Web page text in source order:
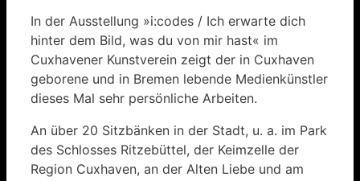
In der Ausstellung »i:codes / Ich erwarte dich
hinter dem Bild, was du von mir hast« im
Cuxhavener Kunstverein zeigt der in Cuxhaven
geborene und in Bremen lebende Medienkünstler
dieses Mal sehr persönliche Arbeiten.
An über 20 Sitzbänken in der Stadt, u. a. im Park
des Schlosses Ritzebüttel, der Keimzelle der
Region Cuxhaven, an der Alten Liebe und am